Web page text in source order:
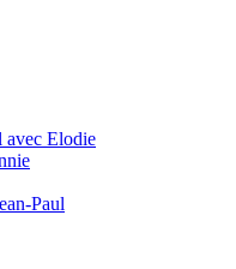
avec Elodie
Paul